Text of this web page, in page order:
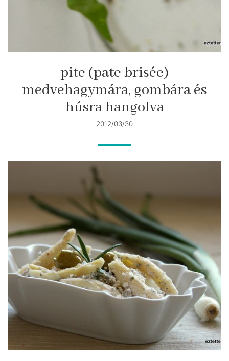
pite (pate brisée)
medvehagymára, gombára és
húsra hangolva
2012/03/30